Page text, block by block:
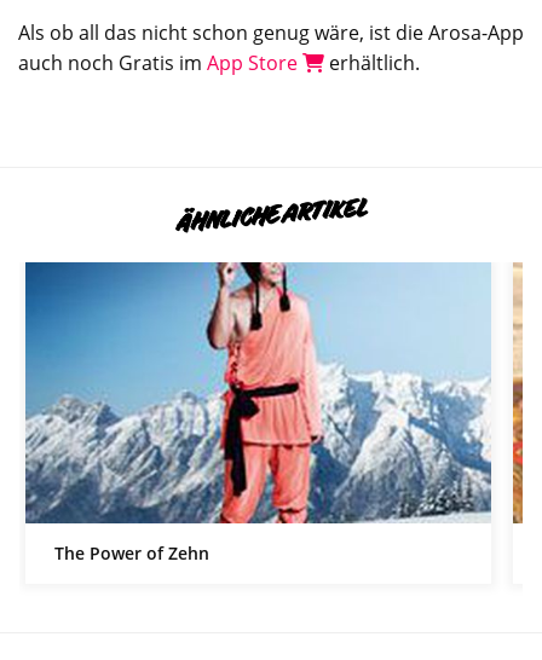
Als ob all das nicht schon genug wäre, ist die Arosa-App
auch noch Gratis im App Store erhältlich.
ÄHNLICHE ARTIKEL
The Power of Zehn